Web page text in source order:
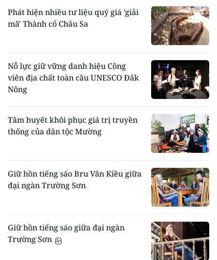
chồng, ở riêng và là đơn vị kinh tế độc lập, có
nơi 3-4 thế hệ sống chung trong một nhà. Xã
hội Khmer vẫn còn tồn tại nhiều tàn dư mẫu
Những họ do triều Nguyễn trước đây đặt ra
như: Danh, Kiên, Kim, Sơn, Thạch. Những họ
tiếp thu từ người Việt và người Hoa như:
Trần, Nguyễn, Dương, Trương, Mã, Lý... Lại
Khum. Tình trạng ngoại tình, đa thê, li hôn
hoặc loạn luân giữa những người có huyết
thống trực hệ, ít xẩy ra hoặc tuyệt đối
đặt, có sự thoả thuận của con cái. Cưới xin
trải qua 3 bước: làm mối, dạm hỏi và lễ cưới,
được tổ chức ở bên nhà gái. Sau đó, người
con trai phải ở bên nhà vợ một thời gian.
riêng, nhưng vẫn cư trú bên ngoại.
Ma chay: Tục hoả thiêu đã có từ lâu. Sau khi
thiêu, tro được giữ trong tháp "Pì chét đẩy",
Phát hiện nhiều tư liệu quý giá 'giải
mã' Thành cổ Châu Sa
Nỗ lực giữ vững danh hiệu Công
viên địa chất toàn cầu UNESCO Đắk
Nông
Tâm huyết khôi phục giá trị truyền
thống của dân tộc Mường
Giữ hồn tiếng sáo Bru Vân Kiều giữa
đại ngàn Trường Sơn
Giữ hồn tiếng sáo giữa đại ngàn
Trường Sơn